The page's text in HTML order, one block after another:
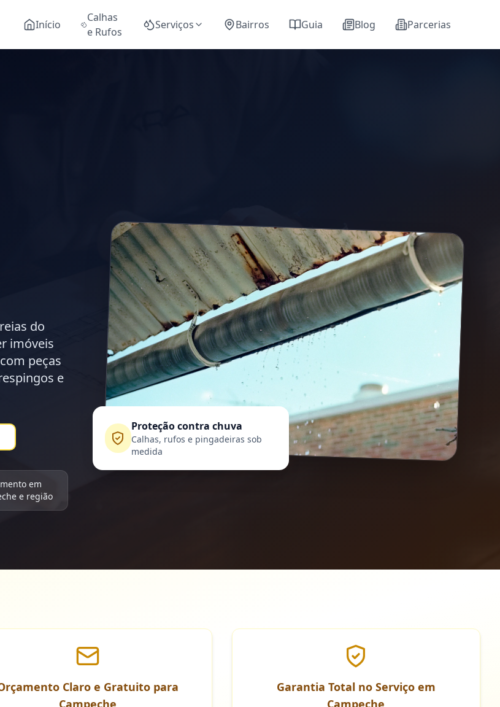
Início
Calhas
e Rufos
Serviços Bairros Guia Blog Parcerias
do
imóveis
peças
e
em
e região
Proteção contra chuva
Calhas, rufos e pingadeiras sob
medida
Claro e Gratuito para
Campeche
Garantia Total no Serviço em
Campeche